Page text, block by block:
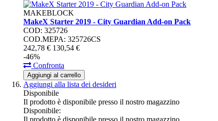
MAKEBLOCK
MakeX Starter 2019 - City Guardian Add-on Pack
COD: 325726
COD.MEPA: 325726CS
242,78 € 130,54 €
-46%
Confronta
Aggiungi al carrello
Aggiungi alla lista dei desideri
Disponibile
Il prodotto è disponibile presso il nostro magazzino
Disponibile:
Il prodotto è disponibile presso il nostro magazzino